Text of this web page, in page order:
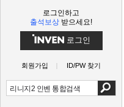
로그인하고
출석보상 받으세요!
로그인
회원가입 ID/PW 찾기